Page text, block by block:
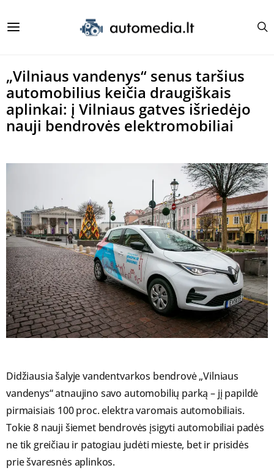
„Vilniaus vandenys“ senus taršius
automobilius keičia draugiškais
aplinkai: į Vilniaus gatves išriedėjo
nauji bendrovės elektromobiliai
Didžiausia šalyje vandentvarkos bendrovė „Vilniaus
vandenys“ atnaujino savo automobilių parką – jį papildė
pirmaisiais 100 proc. elektra varomais automobiliais.
Tokie 8 nauji šiemet bendrovės įsigyti automobiliai padės
ne tik greičiau ir patogiau judėti mieste, bet ir prisidės
prie švaresnės aplinkos.